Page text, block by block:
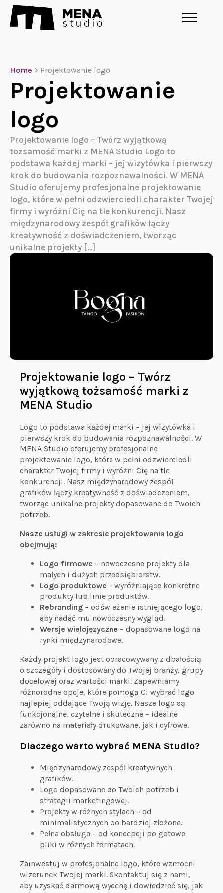
Home > Projektowanie logo
Projektowanie
logo
Projektowanie logo – Twórz wyjątkową
tożsamość marki z MENA Studio Logo to
podstawa każdej marki – jej wizytówka i pierwszy
krok do budowania rozpoznawalności. W MENA
Studio oferujemy profesjonalne projektowanie
logo, które w pełni odzwierciedli charakter Twojej
firmy i wyróżni Cię na tle konkurencji. Nasz
międzynarodowy zespół grafików łączy
kreatywność z doświadczeniem, tworząc
unikalne projekty […]
Projektowanie logo – Twórz
wyjątkową tożsamość marki z
MENA Studio
Logo to podstawa każdej marki – jej wizytówka i
pierwszy krok do budowania rozpoznawalności. W
MENA Studio oferujemy profesjonalne
projektowanie logo, które w pełni odzwierciedli
charakter Twojej firmy i wyróżni Cię na tle
konkurencji. Nasz międzynarodowy zespół
grafików łączy kreatywność z doświadczeniem,
tworząc unikalne projekty dopasowane do Twoich
potrzeb.
Nasze usługi w zakresie projektowania logo
obejmują:
Logo firmowe – nowoczesne projekty dla
małych i dużych przedsiębiorstw.
Logo produktowe – wyróżniające konkretne
produkty lub linie produktów.
Rebranding – odświeżenie istniejącego logo,
aby nadać mu nowoczesny wygląd.
Wersje wielojęzyczne – dopasowane logo na
rynki międzynarodowe.
Każdy projekt logo jest opracowywany z dbałością
o szczegóły i dostosowany do Twojej branży, grupy
docelowej oraz wartości marki. Zapewniamy
różnorodne opcje, które pomogą Ci wybrać logo
najlepiej oddające Twoją wizję. Nasze logo są
funkcjonalne, czytelne i skuteczne – idealne
zarówno na materiały drukowane, jak i cyfrowe.
Dlaczego warto wybrać MENA Studio?
Międzynarodowy zespół kreatywnych
grafików.
Logo dopasowane do Twoich potrzeb i
strategii marketingowej.
Projekty w różnych stylach – od
minimalistycznych po bardziej złożone.
Pełna obsługa – od koncepcji po gotowe
pliki w różnych formatach.
Zainwestuj w profesjonalne logo, które wzmocni
wizerunek Twojej marki. Skontaktuj się z nami,
aby uzyskać darmową wycenę i dowiedzieć się, jak